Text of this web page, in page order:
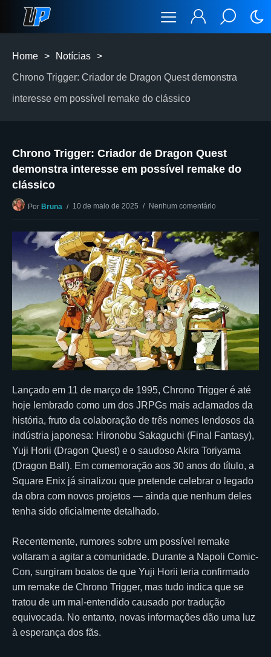
Home > Notícias >
Chrono Trigger: Criador de Dragon Quest demonstra
interesse em possível remake do clássico
Chrono Trigger: Criador de Dragon Quest
demonstra interesse em possível remake do
clássico
Por Bruna 10 de maio de 2025 Nenhum comentário
Lançado em 11 de março de 1995, Chrono Trigger é até
hoje lembrado como um dos JRPGs mais aclamados da
história, fruto da colaboração de três nomes lendosos da
indústria japonesa: Hironobu Sakaguchi (Final Fantasy),
Yuji Horii (Dragon Quest) e o saudoso Akira Toriyama
(Dragon Ball). Em comemoração aos 30 anos do título, a
Square Enix já sinalizou que pretende celebrar o legado
da obra com novos projetos — ainda que nenhum deles
tenha sido oficialmente detalhado.
Recentemente, rumores sobre um possível remake
voltaram a agitar a comunidade. Durante a Napoli Comic-
Con, surgiram boatos de que Yuji Horii teria confirmado
um remake de Chrono Trigger, mas tudo indica que se
tratou de um mal-entendido causado por tradução
equivocada. No entanto, novas informações dão uma luz
à esperança dos fãs.